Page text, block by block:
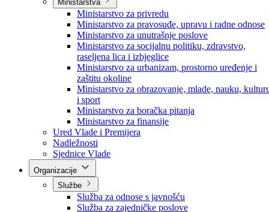
Premijer
Članovi Vlade
Ministarstva
Ministarstvo za privredu
Ministarstvo za pravosuđe, upravu i radne odnose
Ministarstvo za unutrašnje poslove
Ministarstvo za socijalnu politiku, zdravstvo,
raseljena lica i izbjeglice
Ministarstvo za urbanizam, prostorno uređenje i
zaštitu okoline
Ministarstvo za obrazovanje, mlade, nauku,
i sport
Ministarstvo za boračka pitanja
Ministarstvo za finansije
Ured Vlade i Premijera
Nadležnosti
Sjednice Vlade